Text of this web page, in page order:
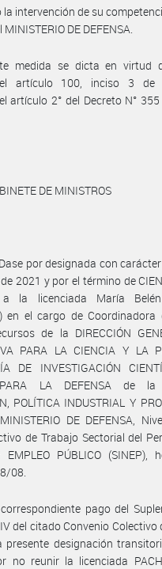
la intervención de su
DE DEFENSA.
medida se dicta en virtud
artículo 100, inciso 3 de
artículo 2° del Decreto N°
DE MINISTROS
Dase por designada con
2021 y por el término de
la licenciada María Belén
en el cargo de
de la DIRECCIÓN
PARA LA CIENCIA Y LA
DE INVESTIGACIÓN
PARA LA DEFENSA de la
POLÍTICA INDUSTRIAL Y
DE DEFENSA,
de Trabajo Sectorial del
EMPLEO PÚBLICO
08.
pago del
del citado Convenio Colectivo
presente designación
no reunir la licenciada